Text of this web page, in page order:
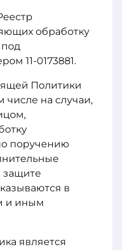
обработку
11-0173881.
Политики
числе на случаи,
поручению
защите
в
и иным
является